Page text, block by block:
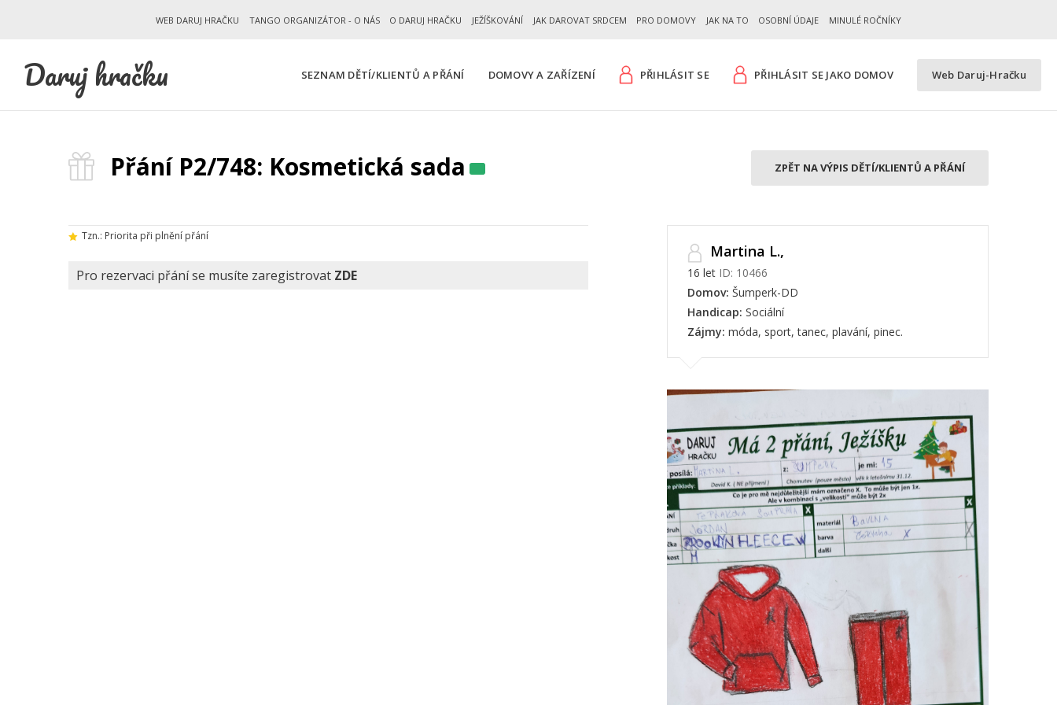
WEB DARUJ HRAČKU TANGO ORGANIZÁTOR - O NÁS O DARUJ HRAČKU JEŽÍŠKOVÁNÍ JAK DAROVAT SRDCEM PRO DOMOVY JAK NA TO OSOBNÍ ÚDAJE MINULÉ ROČNÍKY
Daruj hračku SEZNAM DĚTÍ/KLIENTŮ A PŘÁNÍ DOMOVY A ZAŘÍZENÍ PŘIHLÁSIT SE PŘIHLÁSIT SE JAKO DOMOV Web Daruj-Hračku
Přání P2/748: Kosmetická sada ZPĚT NA VÝPIS DĚTÍ/KLIENTŮ A PŘÁNÍ
Tzn.: Priorita při plnění přání
Pro rezervaci přání se musíte zaregistrovat ZDE
Martina L.,
16 let ID: 10466
Domov: Šumperk-DD
Handicap: Sociální
Zájmy: móda, sport, tanec, plavání, pinec.